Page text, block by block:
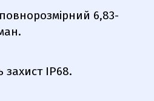
6,83-
захист IP68.